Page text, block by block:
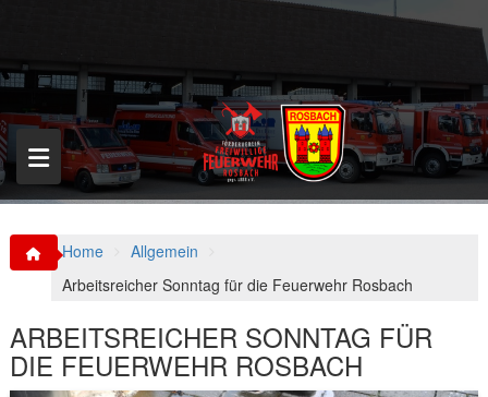
p
o
c
o
n
t
Home
Allgemein
Arbeitsreicher Sonntag für die Feuerwehr Rosbach
ARBEITSREICHER SONNTAG FÜR
DIE FEUERWEHR ROSBACH